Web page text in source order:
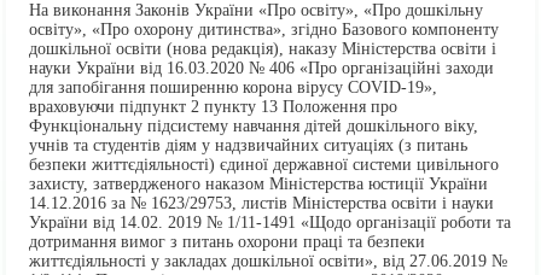
На виконання Законів України «Про освіту», «Про дошкільну
освіту», «Про охорону дитинства», згідно Базового компоненту
дошкільної освіти (нова редакція), наказу Міністерства освіти і
науки України від 16.03.2020 № 406 «Про організаційні заходи
для запобігання поширенню корона вірусу COVID-19»,
враховуючи підпункт 2 пункту 13 Положення про
Функціональну підсистему навчання дітей дошкільного віку,
учнів та студентів діям у надзвичайних ситуаціях (з питань
безпеки життєдіяльності) єдиної державної системи цивільного
захисту, затвердженого наказом Міністерства юстиції України
14.12.2016 за № 1623/29753, листів Міністерства освіти і науки
України від 14.02. 2019 № 1/11-1491 «Щодо організації роботи та
дотримання вимог з питань охорони праці та безпеки
життєдіяльності у закладах дошкільної освіти», від 27.06.2019 №